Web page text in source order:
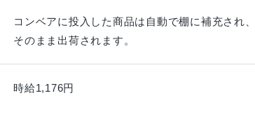
コンベアに投入した商品は自動で棚に補充され、
そのまま出荷されます。
時給1,176円